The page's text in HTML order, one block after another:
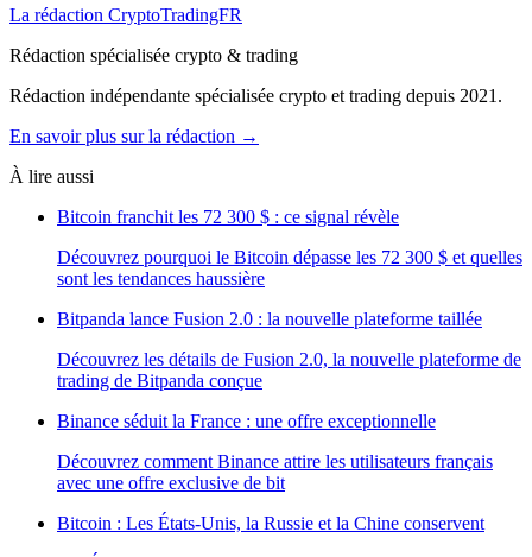
La rédaction CryptoTradingFR
Rédaction spécialisée crypto & trading
Rédaction indépendante spécialisée crypto et trading depuis 2021.
En savoir plus sur la rédaction →
À lire aussi
Bitcoin franchit les 72 300 $ : ce signal révèle
Découvrez pourquoi le Bitcoin dépasse les 72 300 $ et quelles
sont les tendances haussière
Bitpanda lance Fusion 2.0 : la nouvelle plateforme taillée
Découvrez les détails de Fusion 2.0, la nouvelle plateforme de
trading de Bitpanda conçue
Binance séduit la France : une offre exceptionnelle
Découvrez comment Binance attire les utilisateurs français
avec une offre exclusive de bit
Bitcoin : Les États-Unis, la Russie et la Chine conservent